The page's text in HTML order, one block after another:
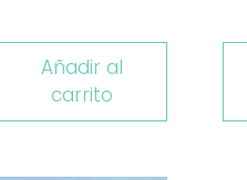
Añadir al
carrito